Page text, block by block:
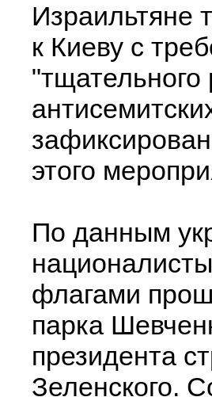
Израильтяне
к Киеву с
"тщательного
этого
По данным
флагами
парка
президента
Зеленского.